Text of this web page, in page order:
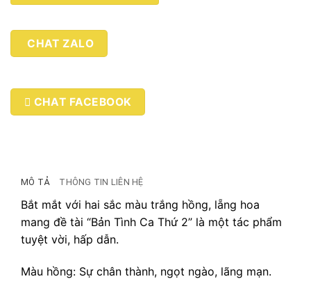
thứ
CHAT ZALO
CHAT FACEBOOK
MÔ TẢ THÔNG TIN LIÊN HỆ
Bắt mắt với hai sắc màu trắng hồng, lẵng hoa
mang đề tài “Bản Tình Ca Thứ 2” là một tác phẩm
tuyệt vời, hấp dẫn.
Màu hồng: Sự chân thành, ngọt ngào, lãng mạn.